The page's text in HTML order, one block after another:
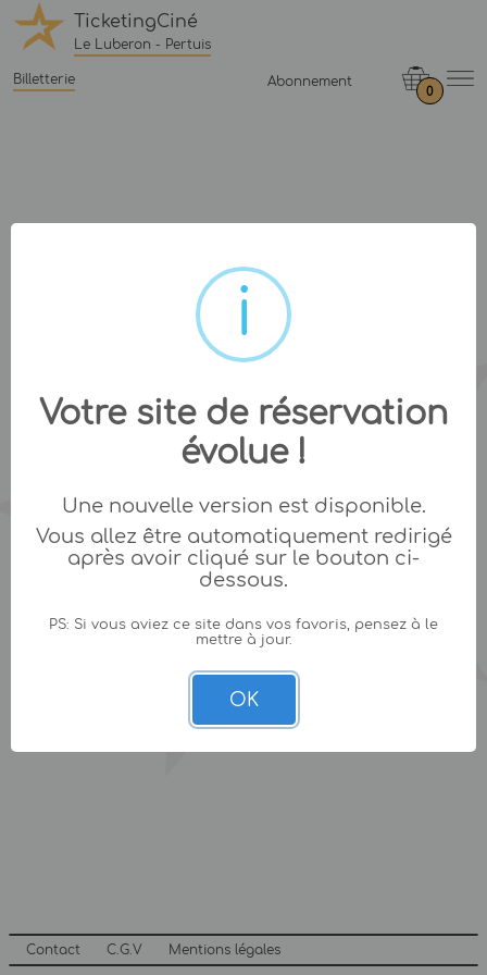
TicketingCiné
Le Luberon - Pertuis
Billetterie Abonnement
0
Contact C.G.V Mentions légales
Votre site de réservation
évolue !
Une nouvelle version est disponible.
Vous allez être automatiquement redirigé
après avoir cliqué sur le bouton ci-
dessous.
PS: Si vous aviez ce site dans vos favoris, pensez à le
mettre à jour.
OK